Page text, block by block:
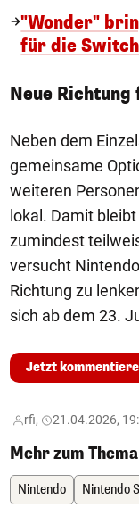
"Wonder"
für die
Neue
Neben dem
gemeinsame
weiteren
lokal. Damit
zumindest
versucht
Richtung zu
sich ab dem 23.
Jetzt
rfi, 21.04.2026,
Mehr zum Thema
Nintendo Nintendo